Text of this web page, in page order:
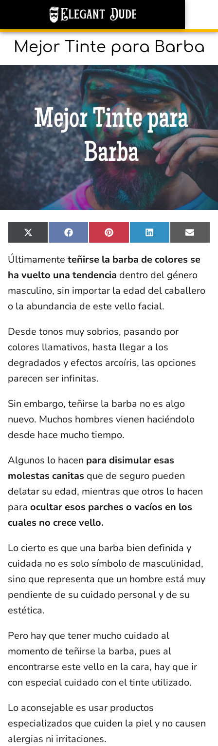
Mejor Tinte para Barba
Compartir
en
X
(
w
t
e
)
Compartir
en
F
a
e
o
k
Compartir
en
P
i
t
r
s
Compartir
en
L
i
k
d
n
en
E
m
i
Últimamente teñirse la barba de colores se
ha vuelto una tendencia dentro del género
masculino, sin importar la edad del caballero
o la abundancia de este vello facial.
Desde tonos muy sobrios, pasando por
colores llamativos, hasta llegar a los
degradados y efectos arcoíris, las opciones
parecen ser infinitas.
Sin embargo, teñirse la barba no es algo
nuevo. Muchos hombres vienen haciéndolo
desde hace mucho tiempo.
Algunos lo hacen para disimular esas
molestas canitas que de seguro pueden
delatar su edad, mientras que otros lo hacen
para ocultar esos parches o vacíos en los
cuales no crece vello.
Lo cierto es que una barba bien definida y
cuidada no es solo símbolo de masculinidad,
sino que representa que un hombre está muy
pendiente de su cuidado personal y de su
estética.
Pero hay que tener mucho cuidado al
momento de teñirse la barba, pues al
encontrarse este vello en la cara, hay que ir
con especial cuidado con el tinte utilizado.
Lo aconsejable es usar productos
especializados que cuiden la piel y no causen
alergias ni irritaciones.